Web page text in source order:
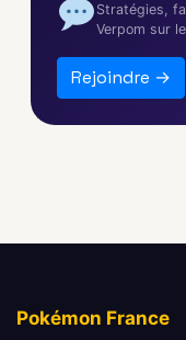
Stratégies,
Verpom sur
Rejoindre →
Pokémon France